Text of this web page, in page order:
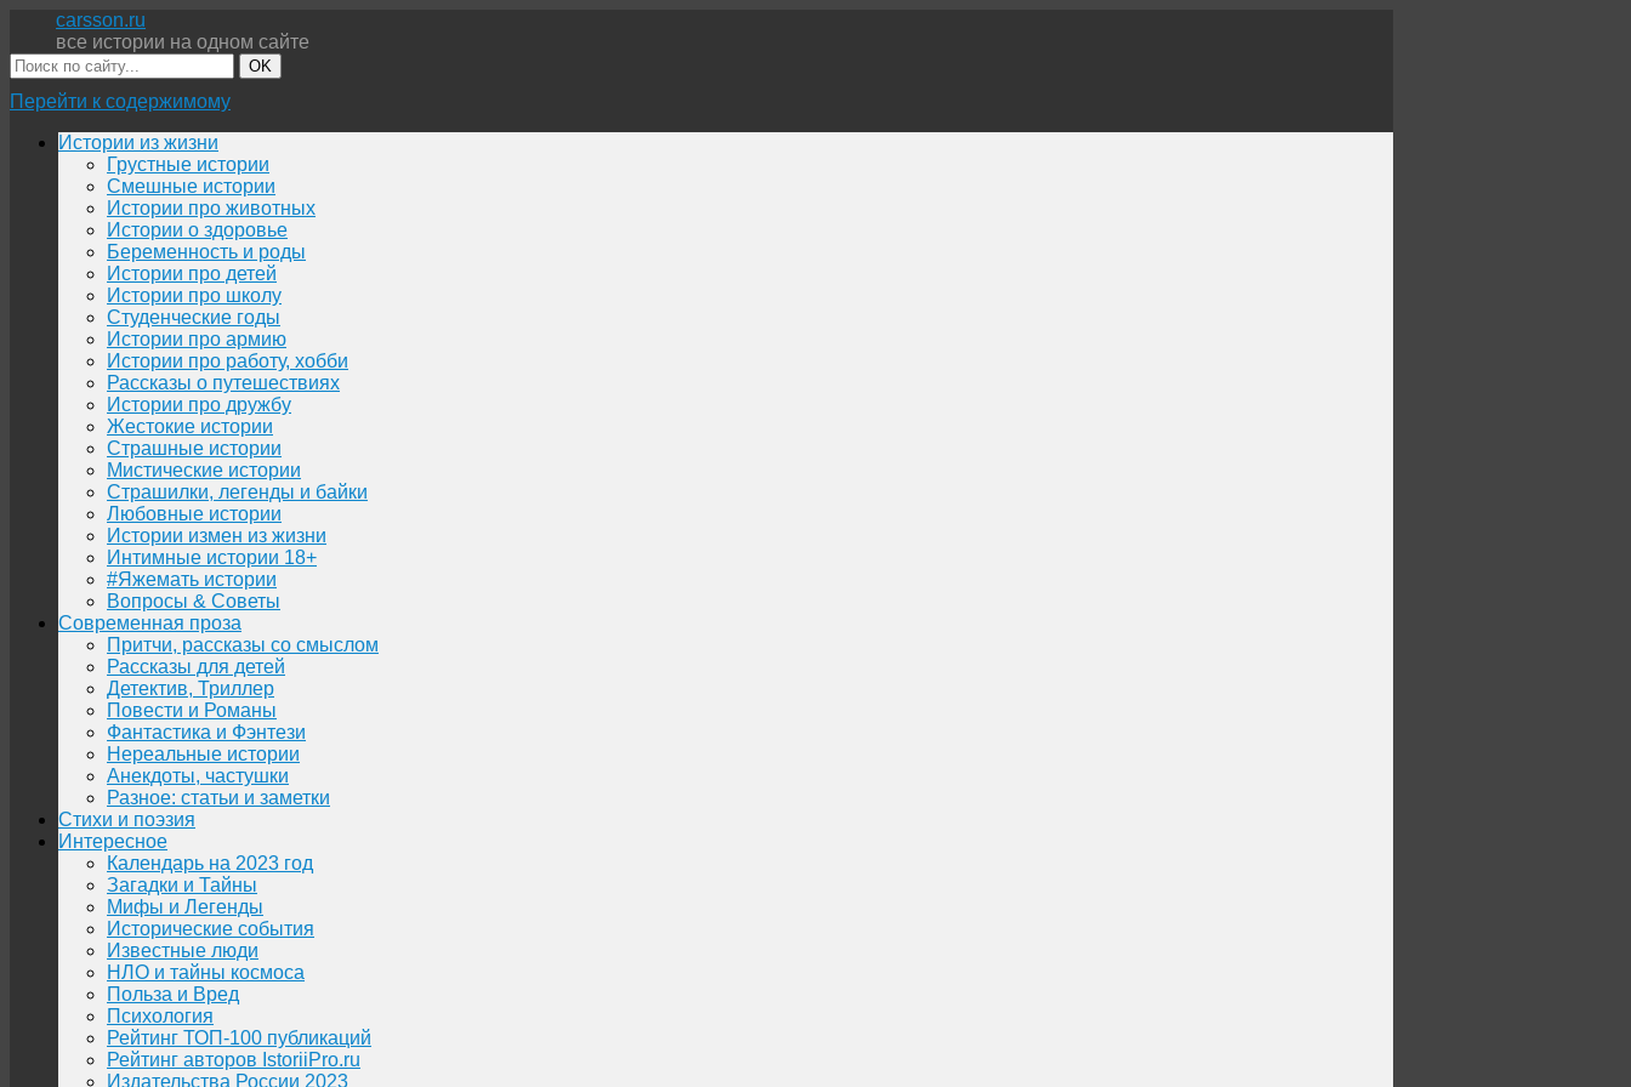
carsson.ru
все истории на одном сайте
OK
Перейти к содержимому
Истории из жизни
Грустные истории
Смешные истории
Истории про животных
Истории о здоровье
Беременность и роды
Истории про детей
Истории про школу
Студенческие годы
Истории про армию
Истории про работу, хобби
Рассказы о путешествиях
Истории про дружбу
Жестокие истории
Страшные истории
Мистические истории
Страшилки, легенды и байки
Любовные истории
Истории измен из жизни
Интимные истории 18+
#Яжемать истории
Вопросы & Советы
Современная проза
Притчи, рассказы со смыслом
Рассказы для детей
Детектив, Триллер
Повести и Романы
Фантастика и Фэнтези
Нереальные истории
Анекдоты, частушки
Разное: статьи и заметки
Стихи и поэзия
Интересное
Календарь на 2023 год
Загадки и Тайны
Мифы и Легенды
Исторические события
Известные люди
НЛО и тайны космоса
Польза и Вред
Психология
Рейтинг ТОП-100 публикаций
Рейтинг авторов IstoriiPro.ru
Издательства России 2023